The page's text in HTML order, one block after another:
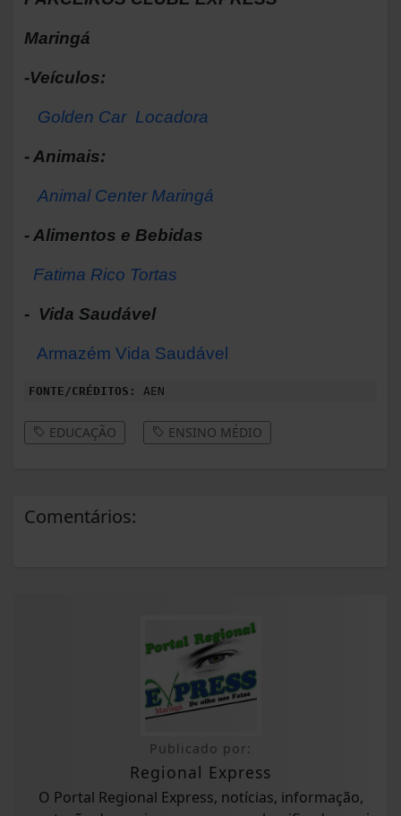
Maringá
-Veículos:
Golden Car Locadora
- Animais:
Animal Center Maringá
- Alimentos e Bebidas
Fatima Rico Tortas
- Vida Saudável
Armazém Vida Saudável
FONTE/CRÉDITOS: AEN
EDUCAÇÃO ENSINO MÉDIO
Comentários:
Publicado por:
Regional Express
O Portal Regional Express, notícias, informação,